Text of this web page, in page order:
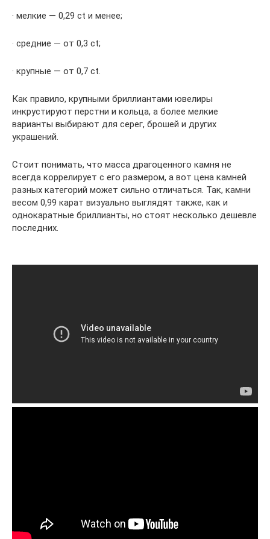
· мелкие — 0,29 ct и менее;
· средние — от 0,3 ct;
· крупные — от 0,7 ct.
Как правило, крупными бриллиантами ювелиры
инкрустируют перстни и кольца, а более мелкие
варианты выбирают для серег, брошей и других
украшений.
Стоит понимать, что масса драгоценного камня не
всегда коррелирует с его размером, а вот цена камней
разных категорий может сильно отличаться. Так, камни
весом 0,99 карат визуально выглядят также, как и
однокаратные бриллианты, но стоят несколько дешевле
последних.